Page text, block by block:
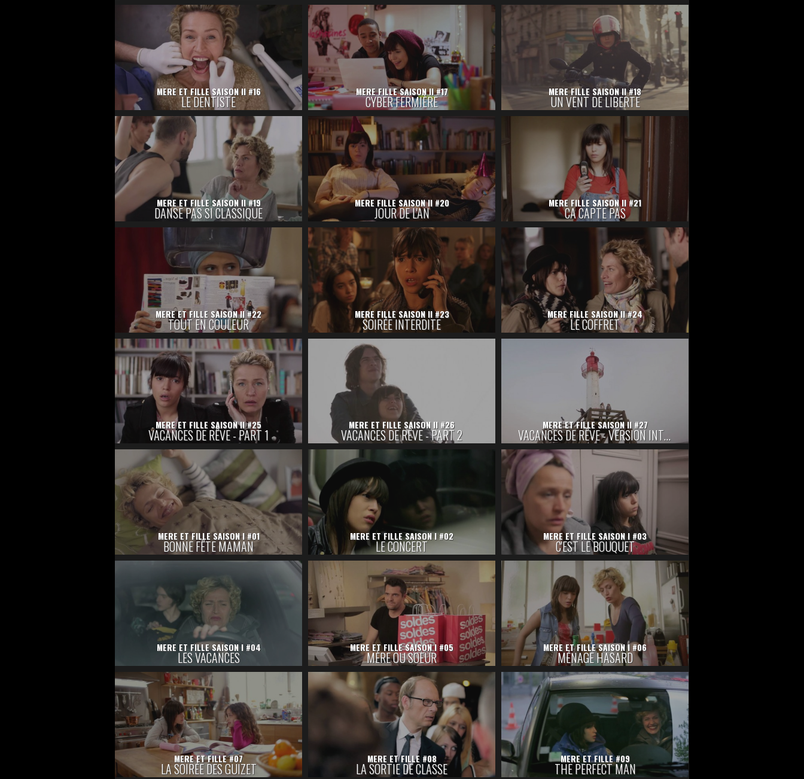
MERE ET FILLE SAISON II #16
LE DENTISTE
MERE FILLE SAISON II #17
CYBER FERMIÈRE
MERE FILLE SAISON II #18
UN VENT DE LIBERTE
MERE ET FILLE SAISON II #19
DANSE PAS SI CLASSIQUE
MERE FILLE SAISON II #20
JOUR DE L'AN
MERE FILLE SAISON II #21
CA CAPTE PAS
MERE ET FILLE SAISON II #22
TOUT EN COULEUR
MERE FILLE SAISON II #23
SOIRÉE INTERDITE
MERE FILLE SAISON II #24
LE COFFRET
MERE ET FILLE SAISON II #25
VACANCES DE RÊVE - PART 1
MERE ET FILLE SAISON II #26
VACANCES DE RÊVE - PART 2
MERE ET FILLE SAISON II #27
VACANCES DE RÊVE - VERSION INTÉGRALE
MERE ET FILLE SAISON I #01
BONNE FÊTE MAMAN
MERE ET FILLE SAISON I #02
LE CONCERT
MERE ET FILLE SAISON I #03
C'EST LE BOUQUET
MERE ET FILLE SAISON I #04
LES VACANCES
MERE ET FILLE SAISON I #05
MÈRE OU SOEUR
MERE ET FILLE SAISON I #06
MÉNAGE HASARD
MERE ET FILLE #07
LA SOIRÉE DES GUIZET
MERE ET FILLE #08
LA SORTIE DE CLASSE
MERE ET FILLE #09
THE PERFECT MAN